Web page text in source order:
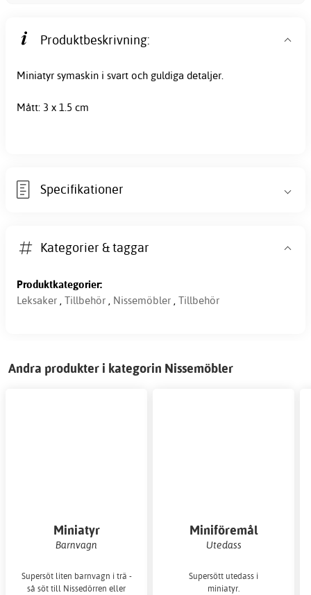
Produktbeskrivning:
Miniatyr symaskin i svart och guldiga detaljer.
Mått: 3 x 1.5 cm
Specifikationer
Kategorier & taggar
Produktkategorier:
Leksaker , Tillbehör , Nissemöbler , Tillbehör
Andra produkter i kategorin Nissemöbler
Miniatyr
Barnvagn
Supersöt liten barnvagn i trä -
så söt till Nissedörren eller
Miniföremål
Utedass
Supersött utedass i
miniatyr.